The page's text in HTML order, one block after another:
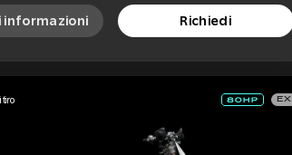
informazioni Richiedi
EX